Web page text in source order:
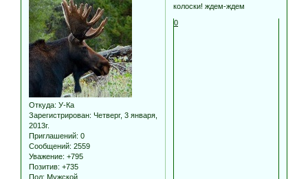
Откуда: У-Ка
Зарегистрирован: Четверг, 3 января,
2013г.
Приглашений: 0
Сообщений: 2559
Уважение: +795
Позитив: +735
Пол: Мужской
колоски! ждем-ждем
0